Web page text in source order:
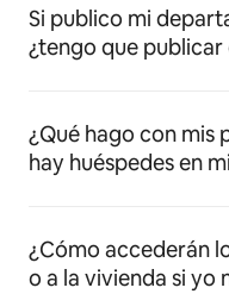
Si publico mi
¿tengo que
¿Qué hago con mis
hay huéspedes en
¿Cómo accederán
o a la vivienda si yo